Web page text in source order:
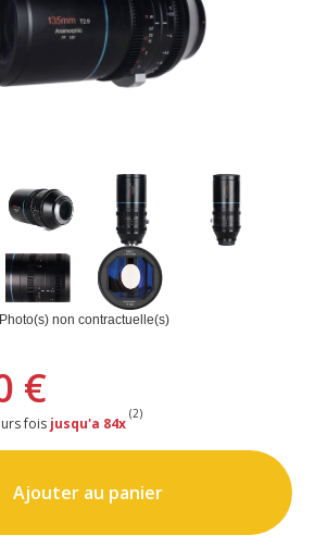
Photo(s) non contractuelle(s)
€
fois jusqu'a 84x
(2)
Ajouter au panier